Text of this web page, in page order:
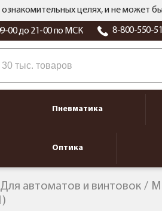
целях, и не может
00 до 21-00 по МСК 8-800-550-
Пневматика
Оптика
Для автоматов и винтовок